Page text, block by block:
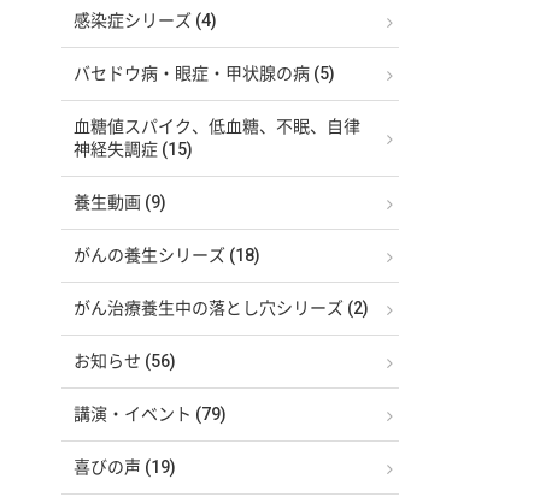
感染症シリーズ (4)
バセドウ病・眼症・甲状腺の病 (5)
血糖値スパイク、低血糖、不眠、自律
神経失調症 (15)
養生動画 (9)
がんの養生シリーズ (18)
がん治療養生中の落とし穴シリーズ (2)
お知らせ (56)
講演・イベント (79)
喜びの声 (19)